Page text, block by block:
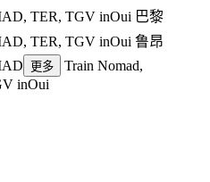
TER, TGV inOui 巴黎
TER, TGV inOui 鲁昂
更多
Train Nomad,
inOui